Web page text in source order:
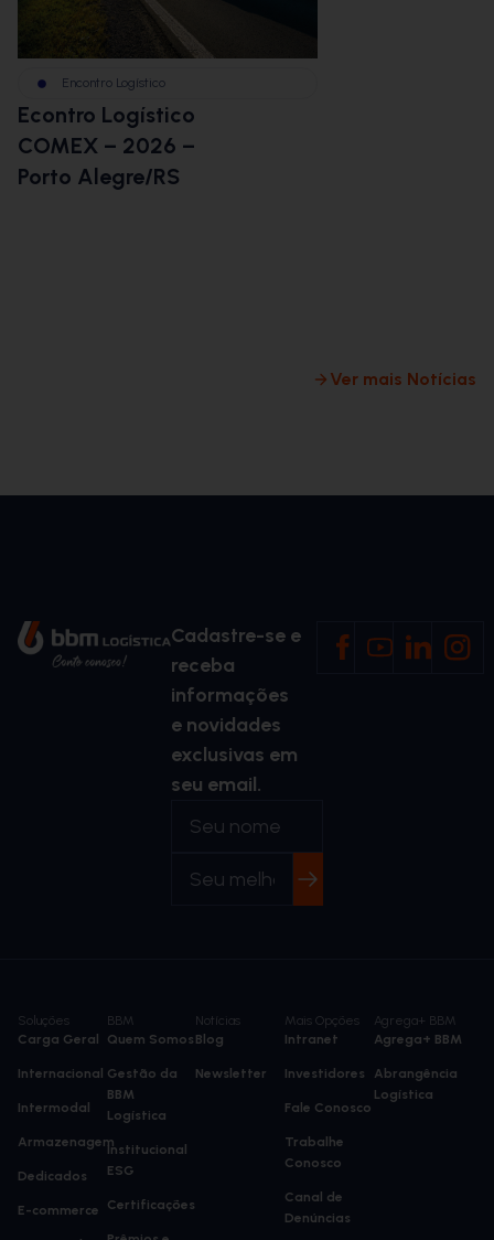
Ver mais Notícias
Encontro Logístico
Econtro Logístico
COMEX – 2026 –
Porto Alegre/RS
Cadastre-se e
receba
informações
e novidades
exclusivas em
seu email.
Soluções
Carga Geral
Internacional
Intermodal
Armazenagem
Dedicados
E-commerce
BBM
Quem Somos
Gestão da
BBM
Logística
Institucional
ESG
Certificações
Notícias
Blog
Newsletter
Agrega+ BBM
Agrega+ BBM
Abrangência
Logística
Mais Opções
Intranet
Investidores
Fale Conosco
Trabalhe
Conosco
Canal de
Denúncias